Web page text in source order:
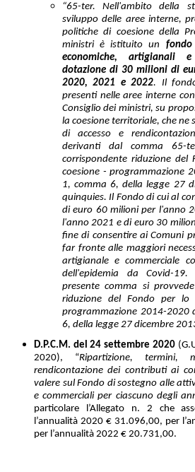
“65-ter. Nell'ambito della
sviluppo delle aree interne,
politiche di coesione della
ministri è istituito un
economiche, artigianali
dotazione di 30 milioni di
2020, 2021 e 2022. Il
presenti nelle aree interne
Consiglio dei ministri, su
la coesione territoriale, che ne
di accesso e
derivanti dal comma 65-
corrispondente riduzione del
coesione - programmazione
1, comma 6, della legge 27
quinquies. Il Fondo di cui al
di euro 60 milioni per l'anno
l'anno 2021 e di euro 30
fine di consentire ai Comuni
far fronte alle maggiori
artigianale e commerciale
dell'epidemia da Covid-
presente comma si
riduzione del Fondo per
programmazione 2014-2020
6, della legge 27 dicembre
D.P.C.M. del 24 settembre 2020
2020), “Ripartizione, termini,
rendicontazione dei contributi ai
valere sul Fondo di sostegno alle
e commerciali per ciascuno degli
particolare l’Allegato n. 2
che
l’annualità 2020 € 31.096,00, per
per l’annualità 2022 € 20.731,00.